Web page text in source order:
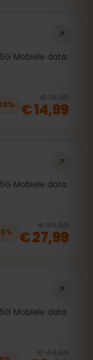
Mobiele data
%
€ 18,99
€ 14,99
Mobiele data
%
€ 34,99
€ 27,99
Mobiele data
€ 48,99